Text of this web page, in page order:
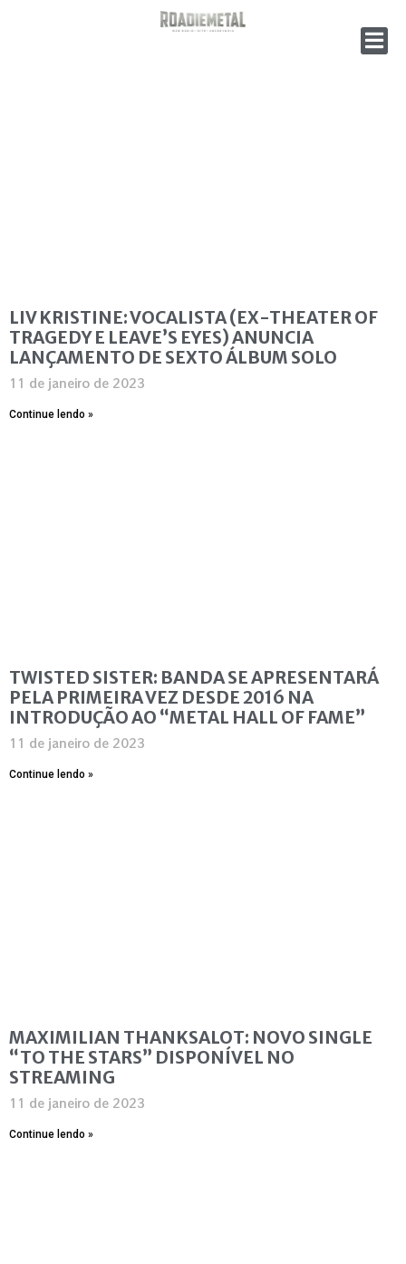
LIV KRISTINE: VOCALISTA (EX-THEATER OF
TRAGEDY E LEAVE’S EYES) ANUNCIA
LANÇAMENTO DE SEXTO ÁLBUM SOLO
11 de janeiro de 2023
Continue lendo »
TWISTED SISTER: BANDA SE APRESENTARÁ
PELA PRIMEIRA VEZ DESDE 2016 NA
INTRODUÇÃO AO “METAL HALL OF FAME”
11 de janeiro de 2023
Continue lendo »
MAXIMILIAN THANKSALOT: NOVO SINGLE
“TO THE STARS” DISPONÍVEL NO
STREAMING
11 de janeiro de 2023
Continue lendo »